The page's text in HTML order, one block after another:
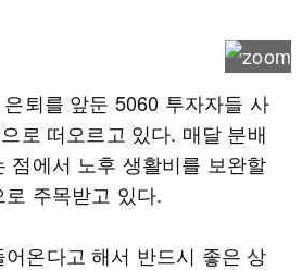
퇴를 앞둔 5060 투자자들 사
으로 떠오르고 있다. 매달 분배
점에서 노후 생활비를 보완할
주목받고 있다.
온다고 해서 반드시 좋은 상